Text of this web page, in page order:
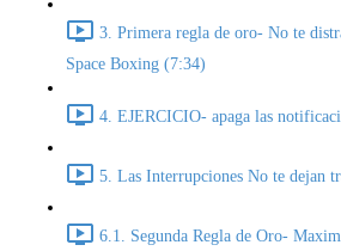
3. Primera regla de oro- No te
Space Boxing (7:34)
4. EJERCICIO- apaga las
5. Las Interrupciones No te dejan
6.1. Segunda Regla de Oro-